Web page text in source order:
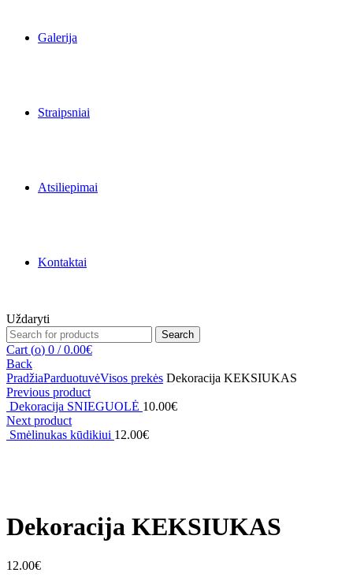
Galerija
Straipsniai
Atsiliepimai
Kontaktai
Uždaryti
Search
for:
Search
Cart (o) 0 / 0.00€
Back
PradžiaParduotuvėVisos prekės Dekoracija KEKSIUKAS
Previous product
Dekoracija SNIEGUOLĖ 10.00€
Next product
Smėlinukas kūdikiui 12.00€
Dekoracija KEKSIUKAS
12.00€